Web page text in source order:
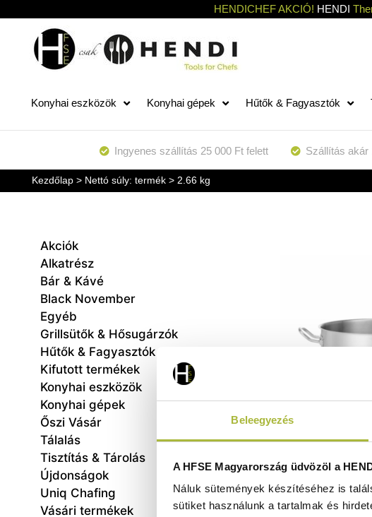
Beleegyezés
A HFSE Magyarország üdvözöl a
Náluk sütemények készítéséhez is
sütiket használunk a tartalmak és
HENDICHEF AKCIÓ! HENDI
Konyhai eszközök Konyhai gépek Hűtők & Fagyasztók
Ingyenes szállítás 25 000 Ft felett Szállítás akár
Kezdőlap> Nettó súly: termék > 2.66 kg
Akciók
Alkatrész
Bár & Kávé
Black November
Egyéb
Grillsütők & Hősugárzók
Hűtők & Fagyasztók
Kifutott termékek
Konyhai eszközök
Konyhai gépek
Őszi Vásár
Tálalás
Tisztítás & Tárolás
Újdonságok
Uniq Chafing
Vásári termékek
Közepes fazék
Line – 15L –